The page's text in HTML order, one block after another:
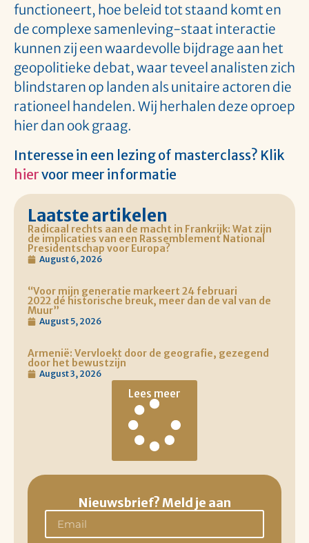
functioneert, hoe beleid tot staand komt en
de complexe samenleving-staat interactie
kunnen zij een waardevolle bijdrage aan het
geopolitieke debat, waar teveel analisten zich
blindstaren op landen als unitaire actoren die
rationeel handelen. Wij herhalen deze oproep
hier dan ook graag.
Interesse in een lezing of masterclass? Klik
hiervoor meer informatie
Laatste artikelen
Radicaal rechts aan de macht in Frankrijk: Wat zijn
de implicaties van een Rassemblement National
Presidentschap voor Europa?
August 6, 2026
“Voor mijn generatie markeert 24 februari
2022 dé historische breuk, meer dan de val van de
Muur”
August 5, 2026
Armenië: Vervloekt door de geografie, gezegend
door het bewustzijn
August 3, 2026
Lees meer
Nieuwsbrief? Meld je aan